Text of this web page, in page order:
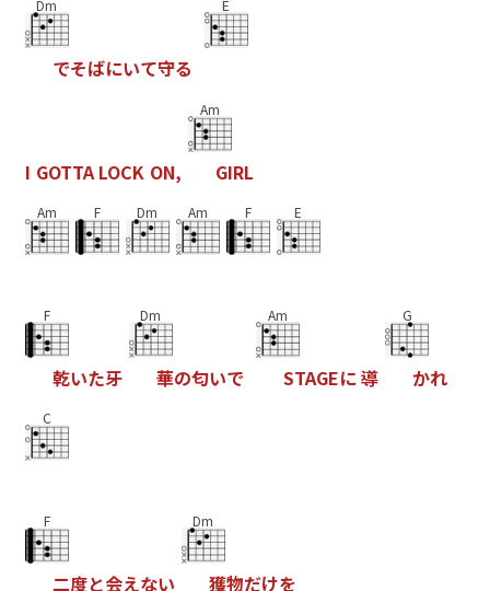
Dm
でそばにいて守る
E
I GOTTA LOCK ON,
Am
GIRL
Am F Dm Am F E
F
乾いた牙
Dm
華の匂いで
Am
STAGEに導
G
かれ
C
F
二度と会えない
Dm
獲物だけを